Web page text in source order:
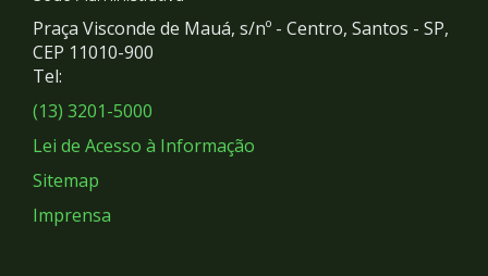
Redes
Sociais
Praça Visconde de Mauá, s/nº - Centro, Santos - SP,
CEP 11010-900
Tel:
(13) 3201-5000
Lei de Acesso à Informação
Sitemap
Imprensa